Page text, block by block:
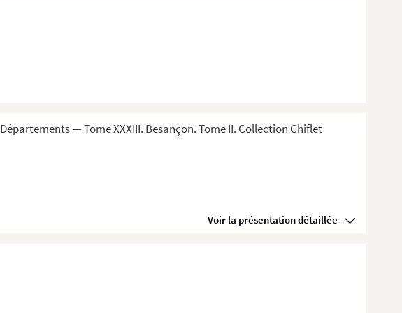
— Tome XXXIII. Besançon. Tome II. Collection Chiflet
Voir la présentation détaillée
p...